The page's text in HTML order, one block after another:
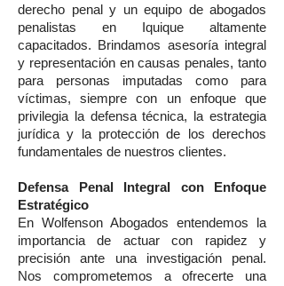
derecho penal y un equipo de abogados
penalistas en Iquique altamente
capacitados. Brindamos asesoría integral
y representación en causas penales, tanto
para personas imputadas como para
víctimas, siempre con un enfoque que
privilegia la defensa técnica, la estrategia
jurídica y la protección de los derechos
fundamentales de nuestros clientes.
Defensa Penal Integral con Enfoque
Estratégico
En Wolfenson Abogados entendemos la
importancia de actuar con rapidez y
precisión ante una investigación penal.
Nos comprometemos a ofrecerte una